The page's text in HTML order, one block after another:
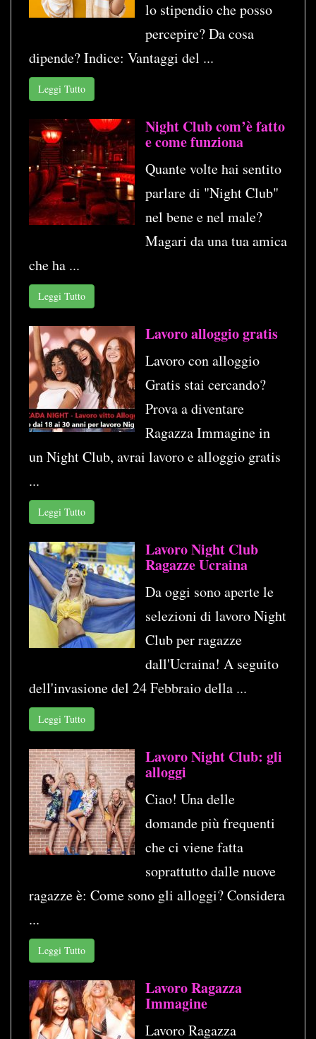
lo stipendio che posso
percepire? Da cosa
dipende? Indice: Vantaggi del ...
Leggi Tutto
Night Club com’è fatto
e come funziona
Quante volte hai sentito
parlare di "Night Club"
nel bene e nel male?
Magari da una tua amica
che ha ...
Leggi Tutto
Lavoro alloggio gratis
Lavoro con alloggio
Gratis stai cercando?
Prova a diventare
Ragazza Immagine in
un Night Club, avrai lavoro e alloggio gratis
...
Leggi Tutto
Lavoro Night Club
Ragazze Ucraina
Da oggi sono aperte le
selezioni di lavoro Night
Club per ragazze
dall'Ucraina! A seguito
dell'invasione del 24 Febbraio della ...
Leggi Tutto
Lavoro Night Club: gli
alloggi
Ciao! Una delle
domande più frequenti
che ci viene fatta
soprattutto dalle nuove
ragazze è: Come sono gli alloggi? Considera
...
Leggi Tutto
Lavoro Ragazza
Immagine
Lavoro Ragazza